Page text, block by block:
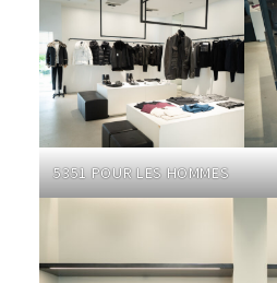
5351 POUR LES HOMMES